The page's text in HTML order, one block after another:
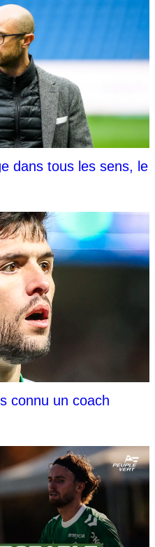
dans tous les sens, le
connu un coach